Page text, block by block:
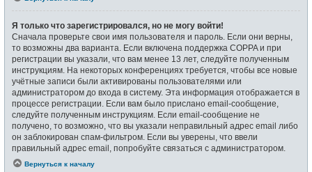
Я только что зарегистрировался, но не могу войти!
Сначала проверьте свои имя пользователя и пароль. Если они верны,
то возможны два варианта. Если включена поддержка COPPA и при
регистрации вы указали, что вам менее 13 лет, следуйте полученным
инструкциям. На некоторых конференциях требуется, чтобы все новые
учётные записи были активированы пользователями или
администратором до входа в систему. Эта информация отображается в
процессе регистрации. Если вам было прислано email-сообщение,
следуйте полученным инструкциям. Если email-сообщение не
получено, то возможно, что вы указали неправильный адрес email либо
он заблокирован спам-фильтром. Если вы уверены, что ввели
правильный адрес email, попробуйте связаться с администратором.
Вернуться к началу